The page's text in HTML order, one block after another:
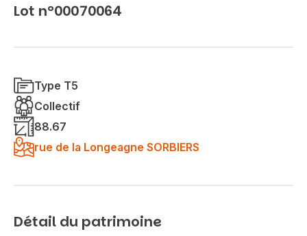
Lot n°00070064
Type T5
Collectif
88.67
rue de la Longeagne SORBIERS
Détail du patrimoine